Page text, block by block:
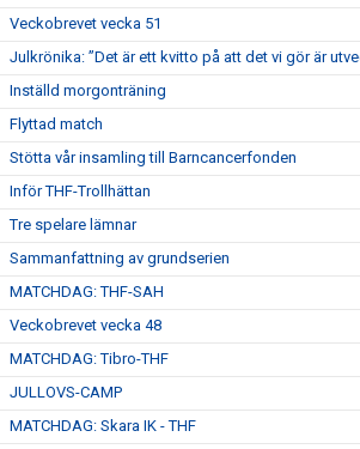
Veckobrevet vecka 51
Julkrönika: ”Det är ett kvitto på att det vi gör är
Inställd morgonträning
Flyttad match
Stötta vår insamling till Barncancerfonden
Inför THF-Trollhättan
Tre spelare lämnar
Sammanfattning av grundserien
MATCHDAG: THF-SAH
Veckobrevet vecka 48
MATCHDAG: Tibro-THF
JULLOVS-CAMP
MATCHDAG: Skara IK - THF